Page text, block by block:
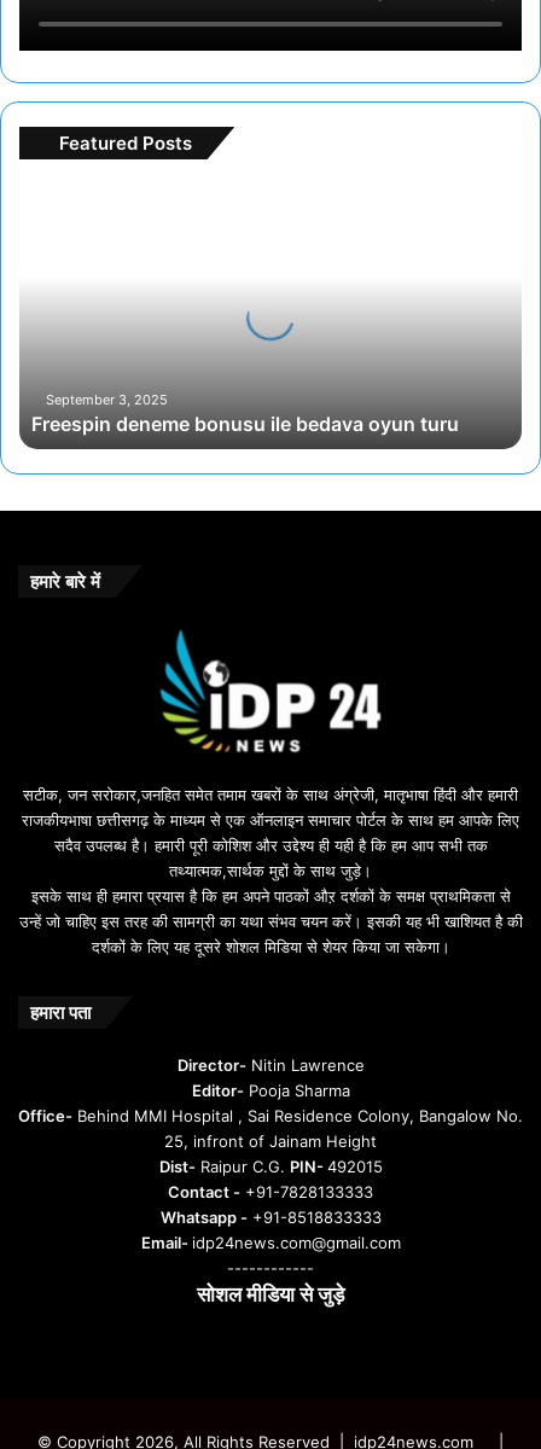
Featured Posts
September 3, 2025
Freespin deneme bonusu ile bedava oyun turu
हमारे बारे में
सटीक, जन सरोकार,जनहित समेत तमाम खबरों के साथ अंग्रेजी, मातृभाषा हिंदी और हमारी
राजकीयभाषा छत्तीसगढ़ के माध्यम से एक ऑनलाइन समाचार पोर्टल के साथ हम आपके लिए
सदैव उपलब्ध है। हमारी पूरी कोशिश और उद्देश्य ही यही है कि हम आप सभी तक
तथ्यात्मक,सार्थक मुद्दों के साथ जुड़े।
इसके साथ ही हमारा प्रयास है कि हम अपने पाठकों औऱ दर्शकों के समक्ष प्राथमिकता से
उन्हें जो चाहिए इस तरह की सामग्री का यथा संभव चयन करें। इसकी यह भी खाशियत है की
दर्शकों के लिए यह दूसरे शोशल मिडिया से शेयर किया जा सकेगा।
हमारा पता
Director-Nitin Lawrence
Editor-Pooja Sharma
Office- Behind MMI Hospital , Sai Residence Colony, Bangalow No.
25, infront of Jainam Height
Dist-Raipur C.G. PIN-492015
Contact - +91-7828133333
Whatsapp -+91-8518833333
Email- idp24news.com@gmail.com
------------
सोशल मीडिया से जुड़े
© Copyright 2026, All Rights Reserved | idp24news.com